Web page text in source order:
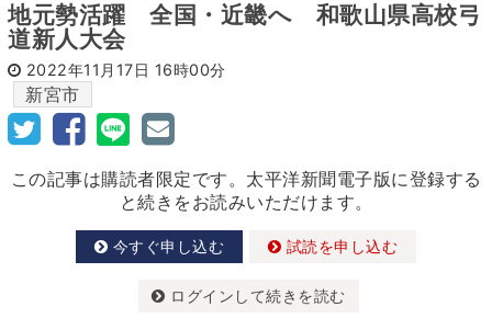
地元勢活躍 全国・近畿へ 和歌山県高校弓
道新人大会
2022年11月17日 16時00分
新宮市
この記事は購読者限定です。太平洋新聞電子版に登録する
と続きをお読みいただけます。
今すぐ申し込む 試読を申し込む
ログインして続きを読む